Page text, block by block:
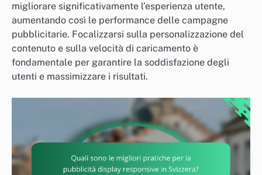
migliorare significativamente l’esperienza utente,
aumentando così le performance delle campagne
pubblicitarie. Focalizzarsi sulla personalizzazione del
contenuto e sulla velocità di caricamento è
fondamentale per garantire la soddisfazione degli
utenti e massimizzare i risultati.